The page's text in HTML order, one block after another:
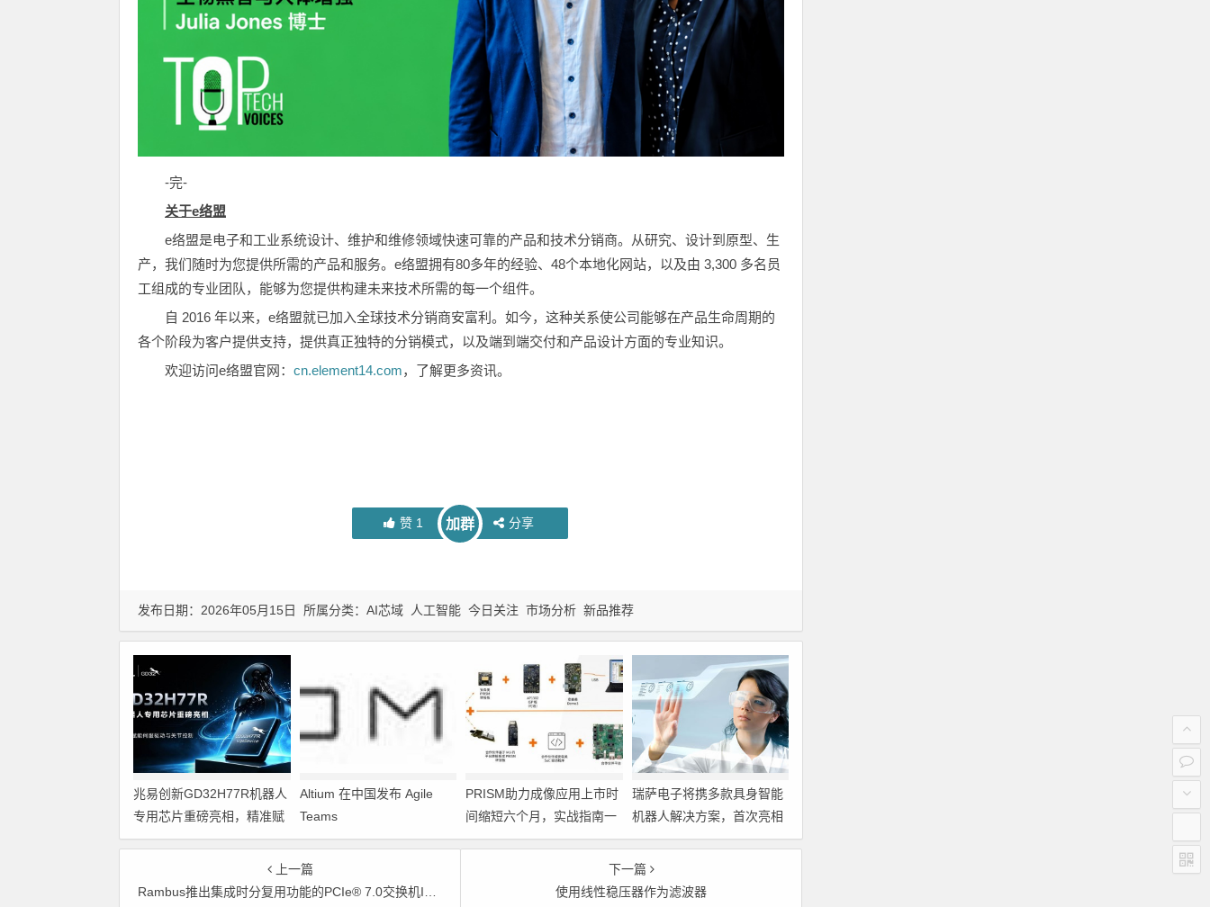
-完-
关于e络盟
e络盟是电子和工业系统设计、维护和维修领域快速可靠的产品和技术分销商。从研究、设计到原型、生
产，我们随时为您提供所需的产品和服务。e络盟拥有80多年的经验、48个本地化网站，以及由 3,300 多名员
工组成的专业团队，能够为您提供构建未来技术所需的每一个组件。
自 2016 年以来，e络盟就已加入全球技术分销商安富利。如今，这种关系使公司能够在产品生命周期的
各个阶段为客户提供支持，提供真正独特的分销模式，以及端到端交付和产品设计方面的专业知识。
欢迎访问e络盟官网： cn.element14.com，了解更多资讯。
赞 1 加群 分享
发布日期：2026年05月15日 所属分类： AI芯域 人工智能 今日关注 市场分析 新品推荐
兆易创新GD32H77R机器人
专用芯片重磅亮相，精准赋
能伺服驱动与关节控制
Altium 在中国发布 Agile
Teams
PRISM助力成像应用上市时
间缩短六个月，实战指南一
文解读
瑞萨电子将携多款具身智能
机器人解决方案，首次亮相
2026中国具身智能机器人产
业大会
上一篇
Rambus推出集成时分复用功能的PCIe® 7.0交换机IP 助力构建可扩展AI与数据中心基础设施
下一篇
使用线性稳压器作为滤波器